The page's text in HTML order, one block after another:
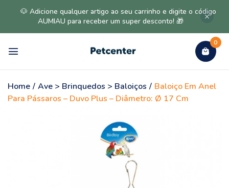
🐶 Adicione qualquer artigo ao seu carrinho e digite o código
AUMIAU para receber um super desconto! 🎁
0
Home / Ave > Brinquedos > Baloiços / Baloiço Em Anel
Para Pássaros – Duvo Plus – Diâmetro: Ø 17 Cm